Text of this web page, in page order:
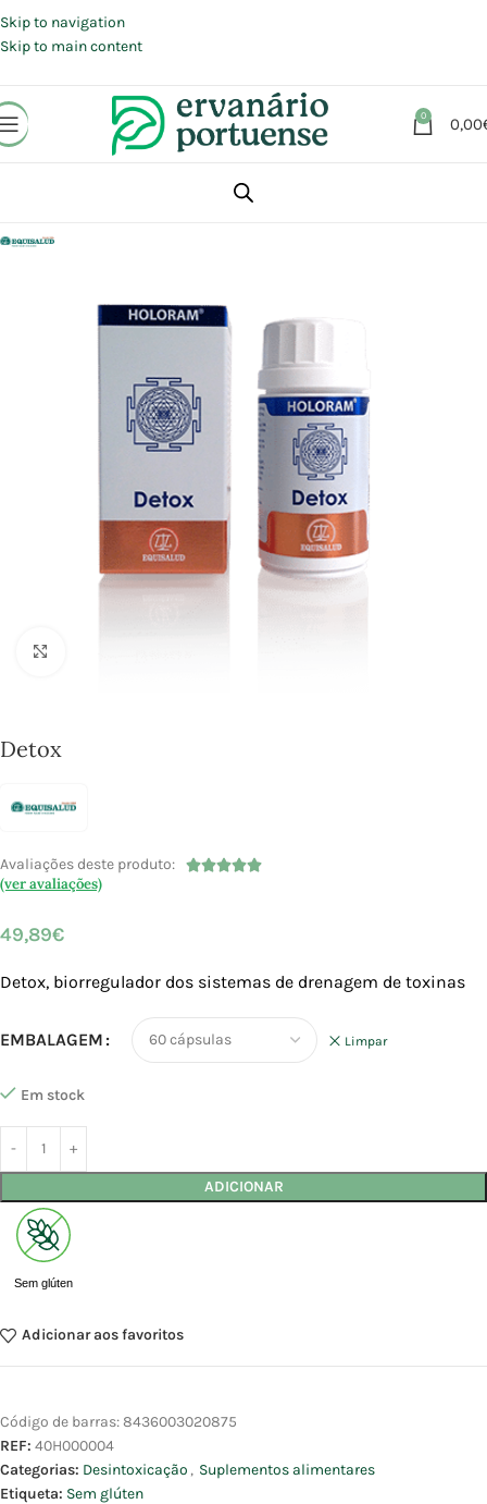
Skip to navigation
Skip to main content
0 0,00
Suplementos alimentares
Detox
Avaliações deste produto: 
(ver avaliações)
49,89€
Detox, biorregulador dos sistemas de drenagem de toxinas
EMBALAGEM Limpar
Em stock
ADICIONAR
Sem glúten
Adicionar aos favoritos
Código de barras:8436003020875
REF: 40H000004
Categorias: Desintoxicação , Suplementos alimentares
Etiqueta: Sem glúten